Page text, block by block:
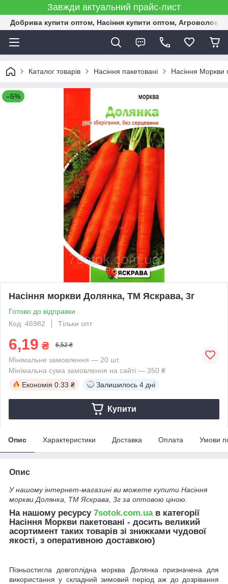
Завжди актуальний прайс-лист
Добрива купити оптом, Насіння купити оптом,
Каталог товарів Насіння пакетовані Насіння Моркви
–5%
Насіння моркви Долянка, ТМ Яскрава, 3г
Готово до відправки
Код: 46982
Тільки опт
6,19 ₴ 6,52 ₴
Мінімальне замовлення — 20 шт.
Мінімальна сума замовлення на сайті — 350 ₴
Економія 0.33 ₴ Залишилось 4 дні
Купити
Опис Характеристики Доставка Оплата Умови
Опис
У нашому інтернет-магазині ви можете купити Насіння
моркви Долянка, ТМ Яскрава, 3г за оптовою ціною.
На нашому ресурсу 7sotok.com.uaв категорії
Насіння Моркви пакетовані - досить великий
асортимент таких товарів зі знижками чудової
якості, з оперативною доставкою)
Пізньостигла довгоплідна морква Долянка призначена для
використання у складний зимовий період аж до дозрівання